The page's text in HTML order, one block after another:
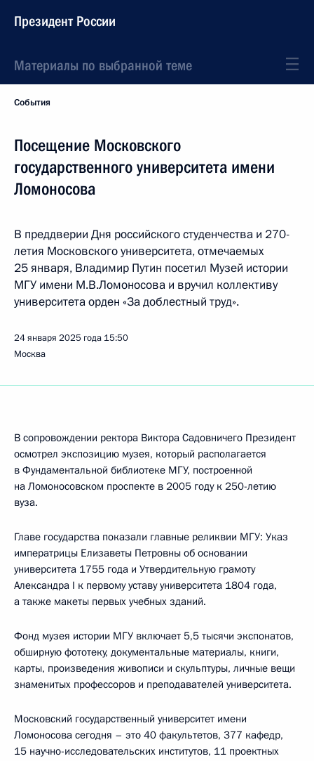
Президент России
Материалы по выбранной теме
События
Посещение Московского
государственного университета имени
Ломоносова
В преддверии Дня российского студенчества и 270-
летия Московского университета, отмечаемых
25 января, Владимир Путин посетил Музей истории
МГУ имени М.В.Ломоносова и вручил коллективу
университета орден «За доблестный труд».
24 января 2025 года 15:50
Москва
В сопровождении ректора Виктора Садовничего Президент
осмотрел экспозицию музея, который располагается
в Фундаментальной библиотеке МГУ, построенной
на Ломоносовском проспекте в 2005 году к 250-летию
вуза.
Главе государства показали главные реликвии МГУ: Указ
императрицы Елизаветы Петровны об основании
университета 1755 года и Утвердительную грамоту
Александра I к первому уставу университета 1804 года,
а также макеты первых учебных зданий.
Фонд музея истории МГУ включает 5,5 тысячи экспонатов,
обширную фототеку, документальные материалы, книги,
карты, произведения живописи и скульптуры, личные вещи
знаменитых профессоров и преподавателей университета.
Московский государственный университет имени
Ломоносова сегодня – это 40 факультетов, 377 кафедр,
15 научно-исследовательских институтов, 11 проектных